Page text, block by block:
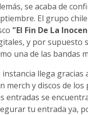
se acaba de
El grupo
"El Fin De La
y por supuesto
una de las bandas
instancia llega
merch y discos de
entradas se
tu entrada ya,